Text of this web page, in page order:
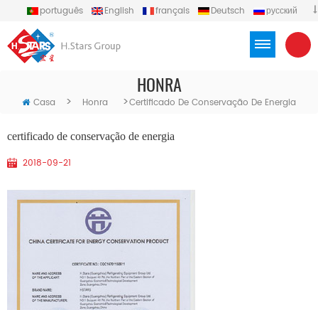
português English français Deutsch
русский
HONRA
Casa > Honra >Certificado De Conservação De Energia
certificado de conservação de energia
2018-09-21